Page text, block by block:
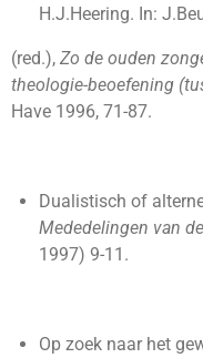
H.J.Heering. In:
(red.), Zo de ouden
theologie-beoefening
Have 1996, 71-87.
Dualistisch of
Mededelingen van
1997) 9-11.
Op zoek naar het